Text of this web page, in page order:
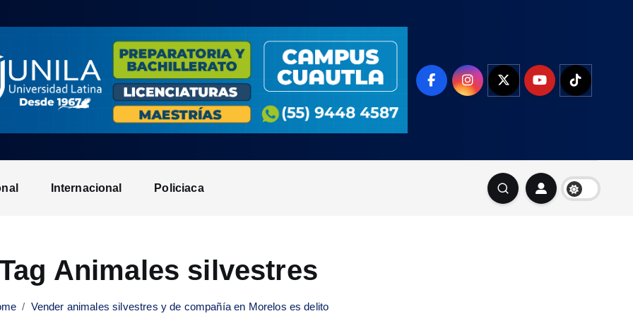
Internacional Policiaca
Animales silvestres
Vender animales silvestres y de compañía en Morelos es delito